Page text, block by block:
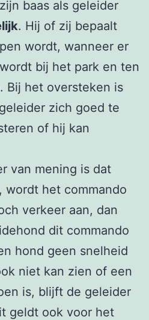
baas als geleider
. Hij of zij bepaalt
wordt, wanneer er
bij het park en ten
Bij het oversteken is
zich goed te
of hij kan
van mening is dat
wordt het commando
verkeer aan, dan
dit commando
hond geen snelheid
niet kan zien of een
is, blijft de geleider
geldt ook voor het